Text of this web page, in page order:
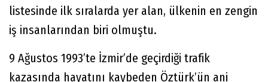
listesinde ilk sıralarda yer alan, ülkenin en zengin
iş insanlarından biri olmuştu.
9 Ağustos 1993’te İzmir’de geçirdiği trafik
kazasında hayatını kaybeden Öztürk’ün ani